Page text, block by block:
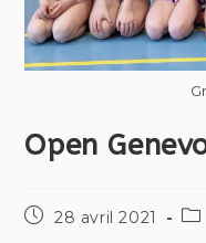
Open
28 avril 2021